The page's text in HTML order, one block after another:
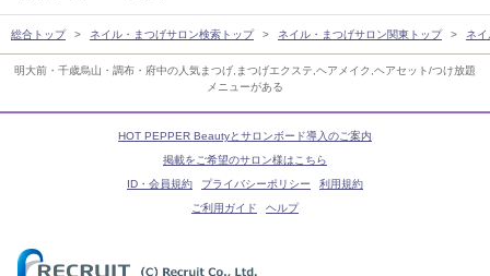
明大前・千歳烏山・調布・府中の人気まつげ,まつげエクステ,ヘアメイク,ヘアセット/つけ放題
メニューがある
総合トップ ネイル・まつげサロン検索トップ ネイル・まつげサロン関東トップ ネ
HOT PEPPER Beautyとサロンボード導入のご案内
掲載をご希望のサロン様はこちら
ID・会員規約
プライバシーポリシー
利用規約
ご利用ガイド
ヘルプ